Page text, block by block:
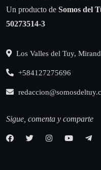
Un producto de Somos del
50273514-3
Los Valles del Tuy,
+584127275696
Sigue, comenta y comparte